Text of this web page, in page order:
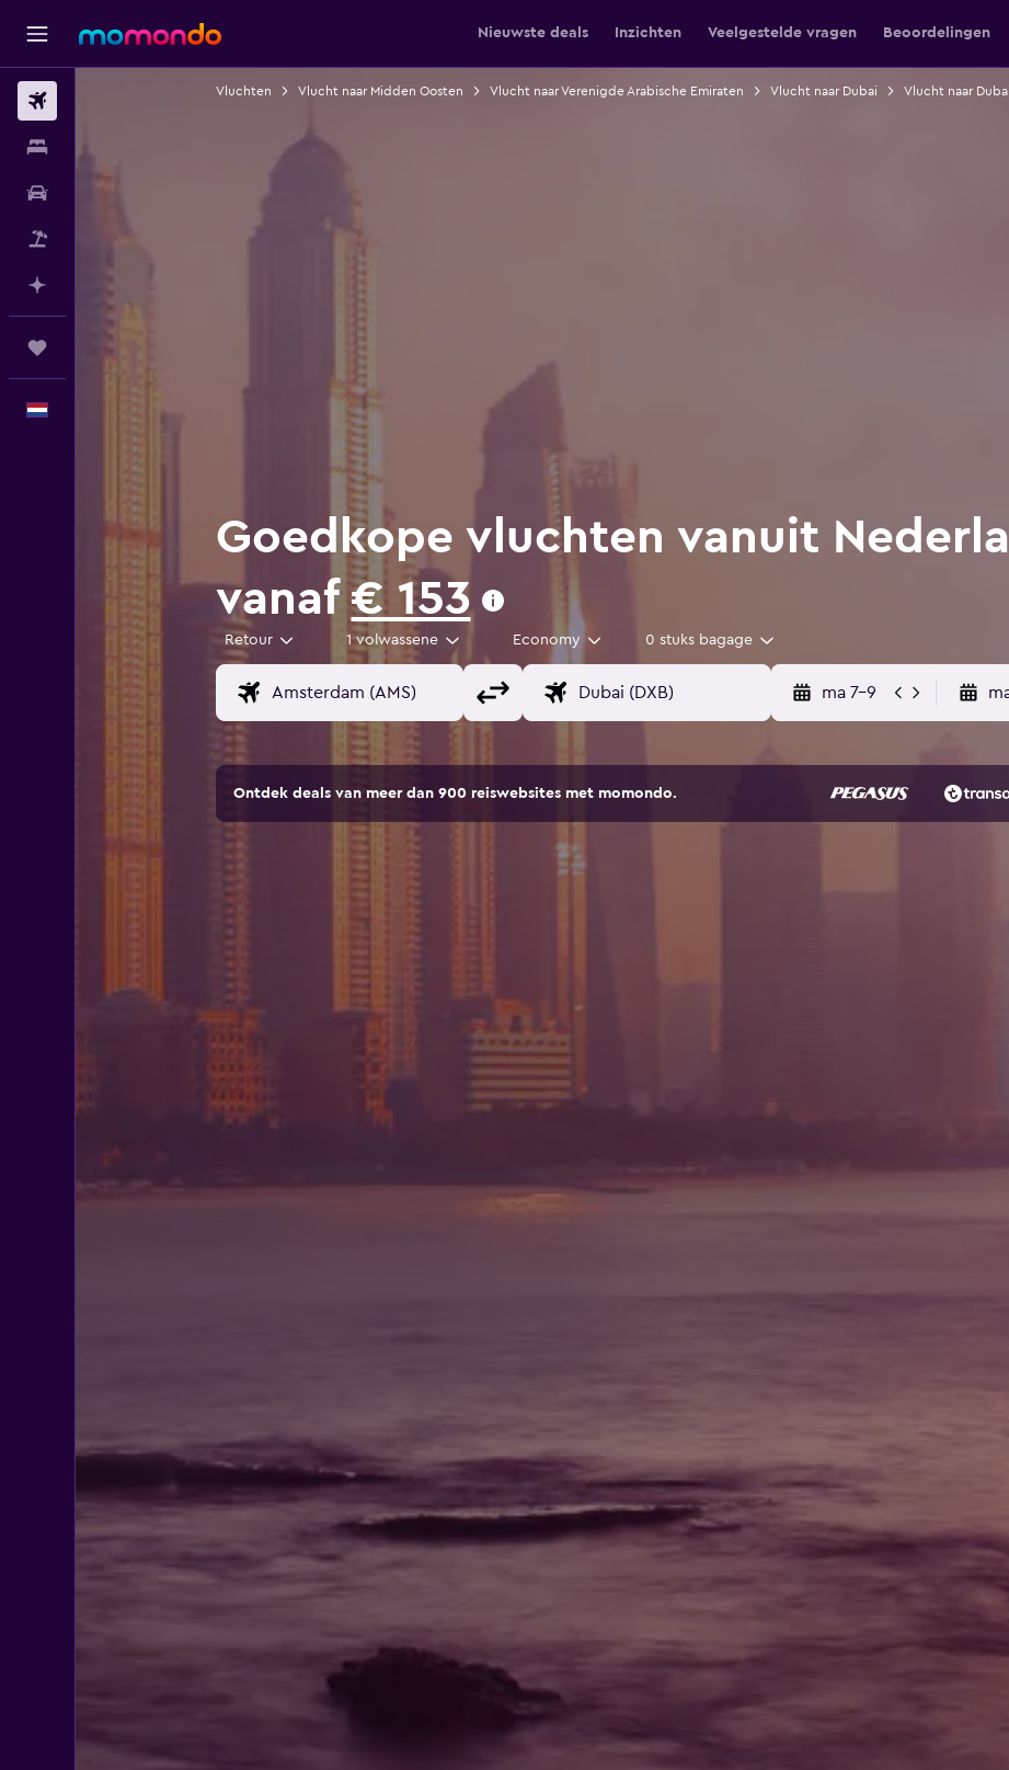
Nieuwste deals Inzichten Veelgestelde vragen Beoordelingen
Pakketreizen
Plan met AI
Nederlands
Vluchten Vlucht naar Midden Oosten Vlucht naar Verenigde Arabische Emiraten Vlucht naar Dubai Vlucht naar Dubai
Goedkope vluchten vanuit
vanaf€ 153
Retour 1 volwassene Economy 0 stuks bagage
ma 7-9
Ontdek deals van meer dan 900 reiswebsites met momondo.